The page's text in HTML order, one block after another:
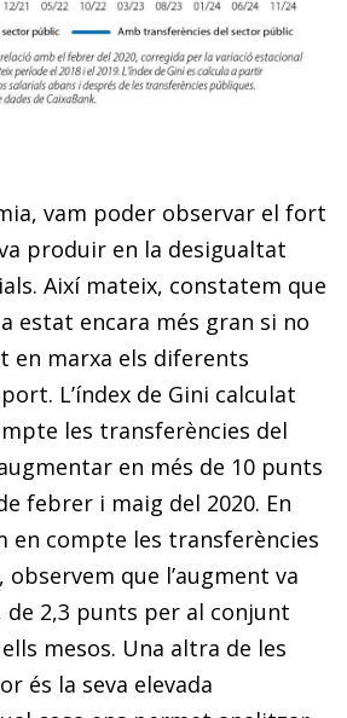
vam poder observar el fort
produir en la desigualtat
Així ma­­teix, constatem que
estat encara més gran si no
en marxa els diferents
L’índex de Gini calculat
les transferències del
en més de 10 punts
febrer i maig del 2020. En
en compte les transferències
que l’augment va
2,3 punts per al conjunt
mesos. Una altra de les
és la seva elevada